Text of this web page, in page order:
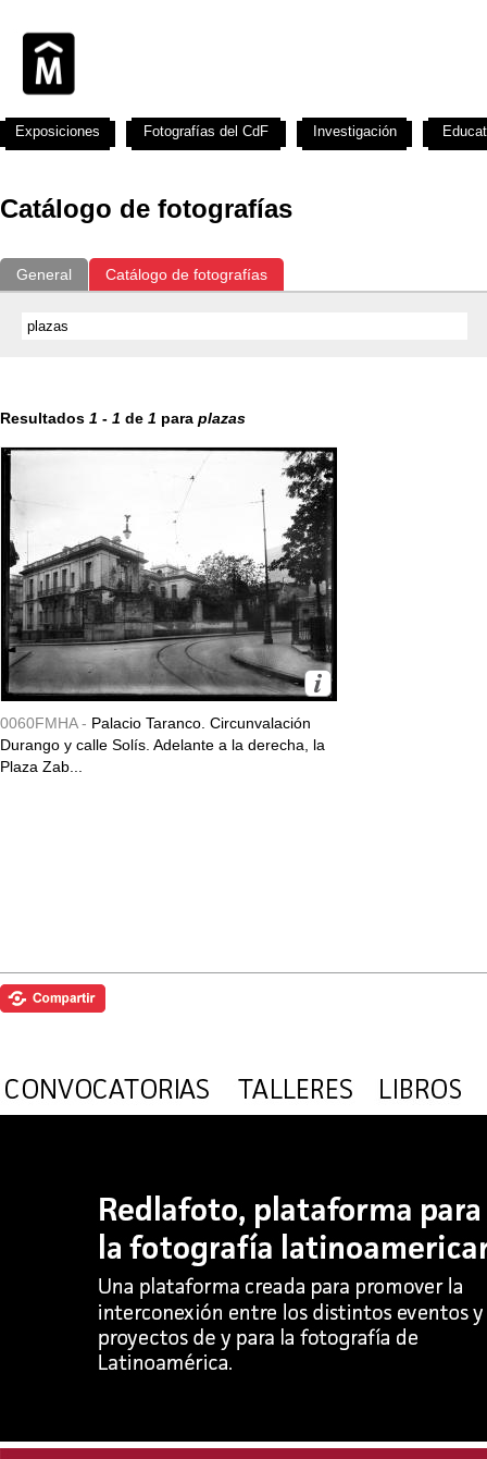
Catálogo de fotografías
General Catálogo de fotografías
Resultados 1 - 1 de 1 para plazas
0060FMHA - Palacio Taranco. Circunvalación
Durango y calle Solís. Adelante a la derecha, la
Plaza Zab...
Exposiciones Fotografías del CdF Investigación